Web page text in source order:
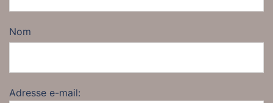
Nom
Adresse e-mail: